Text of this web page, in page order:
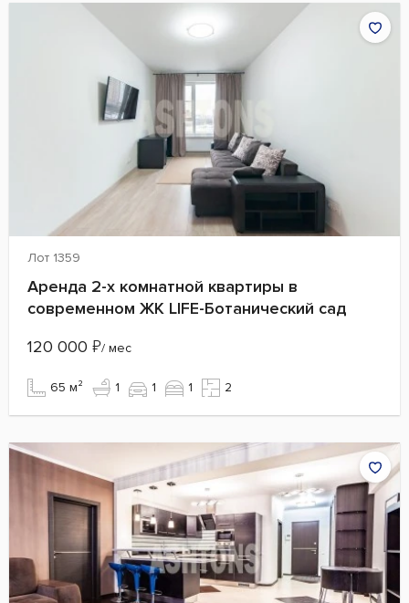
Лот 1359
Аренда 2-х комнатной квартиры в
современном ЖК LIFE-Ботанический сад
120 000 ₽/ мес
65 м² 1 1 1 2